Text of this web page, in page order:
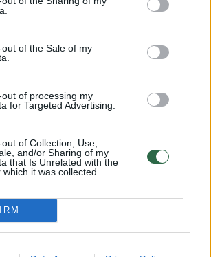
of the Sale of my
of processing my
for Targeted Advertising.
of Collection, Use,
and/or Sharing of my
that Is Unrelated with the
it was collected.
Daugiau nuotraukų (50)
visiems sėkmingų susitarimų,
susitartų ir būtų
R.Popovienė, bet jos
mokytojų replikos
„nieko neišgirdom“.